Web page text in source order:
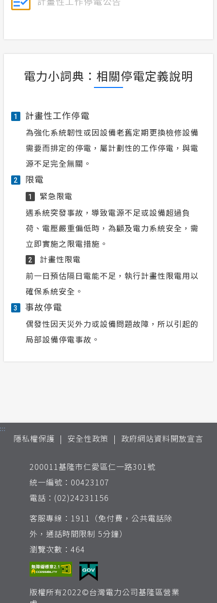
電力小詞典：相關停電定義說明
1 計畫性工作停電
為強化系統韌性或因設備老舊定期更換檢修設備
需要而排定的停電，屬計劃性的工作停電，與電
源不足完全無關。
2 限電
1
緊急限電
遇系統突發事故，導致電源不足或設備超過負
荷、電壓嚴重偏低時，為顧及電力系統安全，需
立即實施之限電措施。
2
計畫性限電
前一日預估隔日電能不足，執行計畫性限電用以
確保系統安全。
3 事故停電
偶發性因天災外力或設備問題故障，所以引起的
局部設備停電事故。
:::
隱私權保護 安全性政策 政府網站資料開放宣言
200011基隆市仁愛區仁一路301號
統一編號：00423107
電話：(02)24231156
客服專線：1911（免付費，公共電話除
外，通話時間限制 5分鐘）
瀏覽次數：464
版權所有2022©台灣電力公司基隆區營業